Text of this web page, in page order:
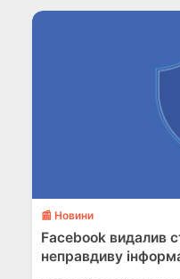
📰 Новини
Facebook видалив
неправдиву